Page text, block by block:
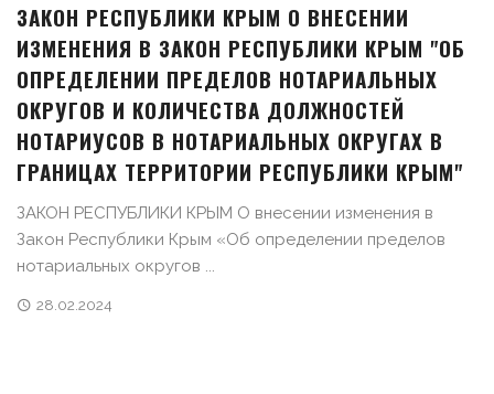
ЗАКОН РЕСПУБЛИКИ КРЫМ О ВНЕСЕНИИ
ИЗМЕНЕНИЯ В ЗАКОН РЕСПУБЛИКИ КРЫМ "ОБ
ОПРЕДЕЛЕНИИ ПРЕДЕЛОВ НОТАРИАЛЬНЫХ
ОКРУГОВ И КОЛИЧЕСТВА ДОЛЖНОСТЕЙ
НОТАРИУСОВ В НОТАРИАЛЬНЫХ ОКРУГАХ В
ГРАНИЦАХ ТЕРРИТОРИИ РЕСПУБЛИКИ КРЫМ"
ЗАКОН РЕСПУБЛИКИ КРЫМ О внесении изменения в
Закон Республики Крым «Об определении пределов
нотариальных округов ...
28.02.2024